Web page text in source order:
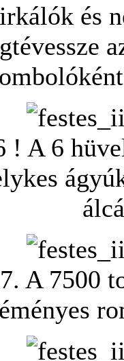
és
! A 6
A 7500